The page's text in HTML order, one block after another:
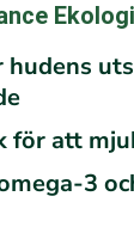
hudens
för att
3